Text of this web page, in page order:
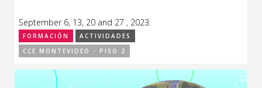
September 6, 13, 20 and 27 , 2023.
FORMACIÓN
ACTIVIDADES
CCE MONTEVIDEO - PISO 2